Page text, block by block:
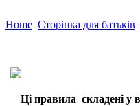
Home Сторінка для батьків
Ці правила складені у